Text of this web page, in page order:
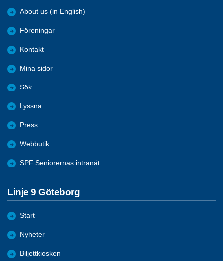
About us (in English)
Föreningar
Kontakt
Mina sidor
Sök
Lyssna
Press
Webbutik
SPF Seniorernas intranät
Linje 9 Göteborg
Start
Nyheter
Biljettkiosken